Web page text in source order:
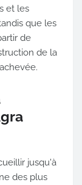
et les
que les
de
de la
jusqu'à
des plus